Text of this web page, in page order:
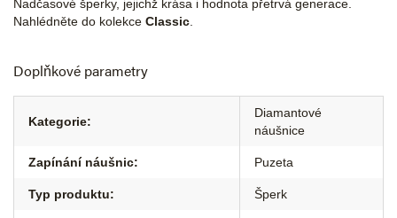
Nadčasové šperky, jejichž krása i hodnota přetrvá generace.
Nahlédněte do kolekce Classic
Doplňkové parametry
Kategorie:
Diamantové
náušnice
Zapínání náušnic: Puzeta
Typ produktu: Šperk